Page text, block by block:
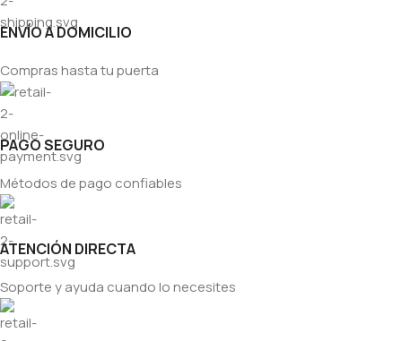
ENVÍO A DOMICILIO
Compras hasta tu puerta
PAGO SEGURO
Métodos de pago confiables
ATENCIÓN DIRECTA
Soporte y ayuda cuando lo necesites